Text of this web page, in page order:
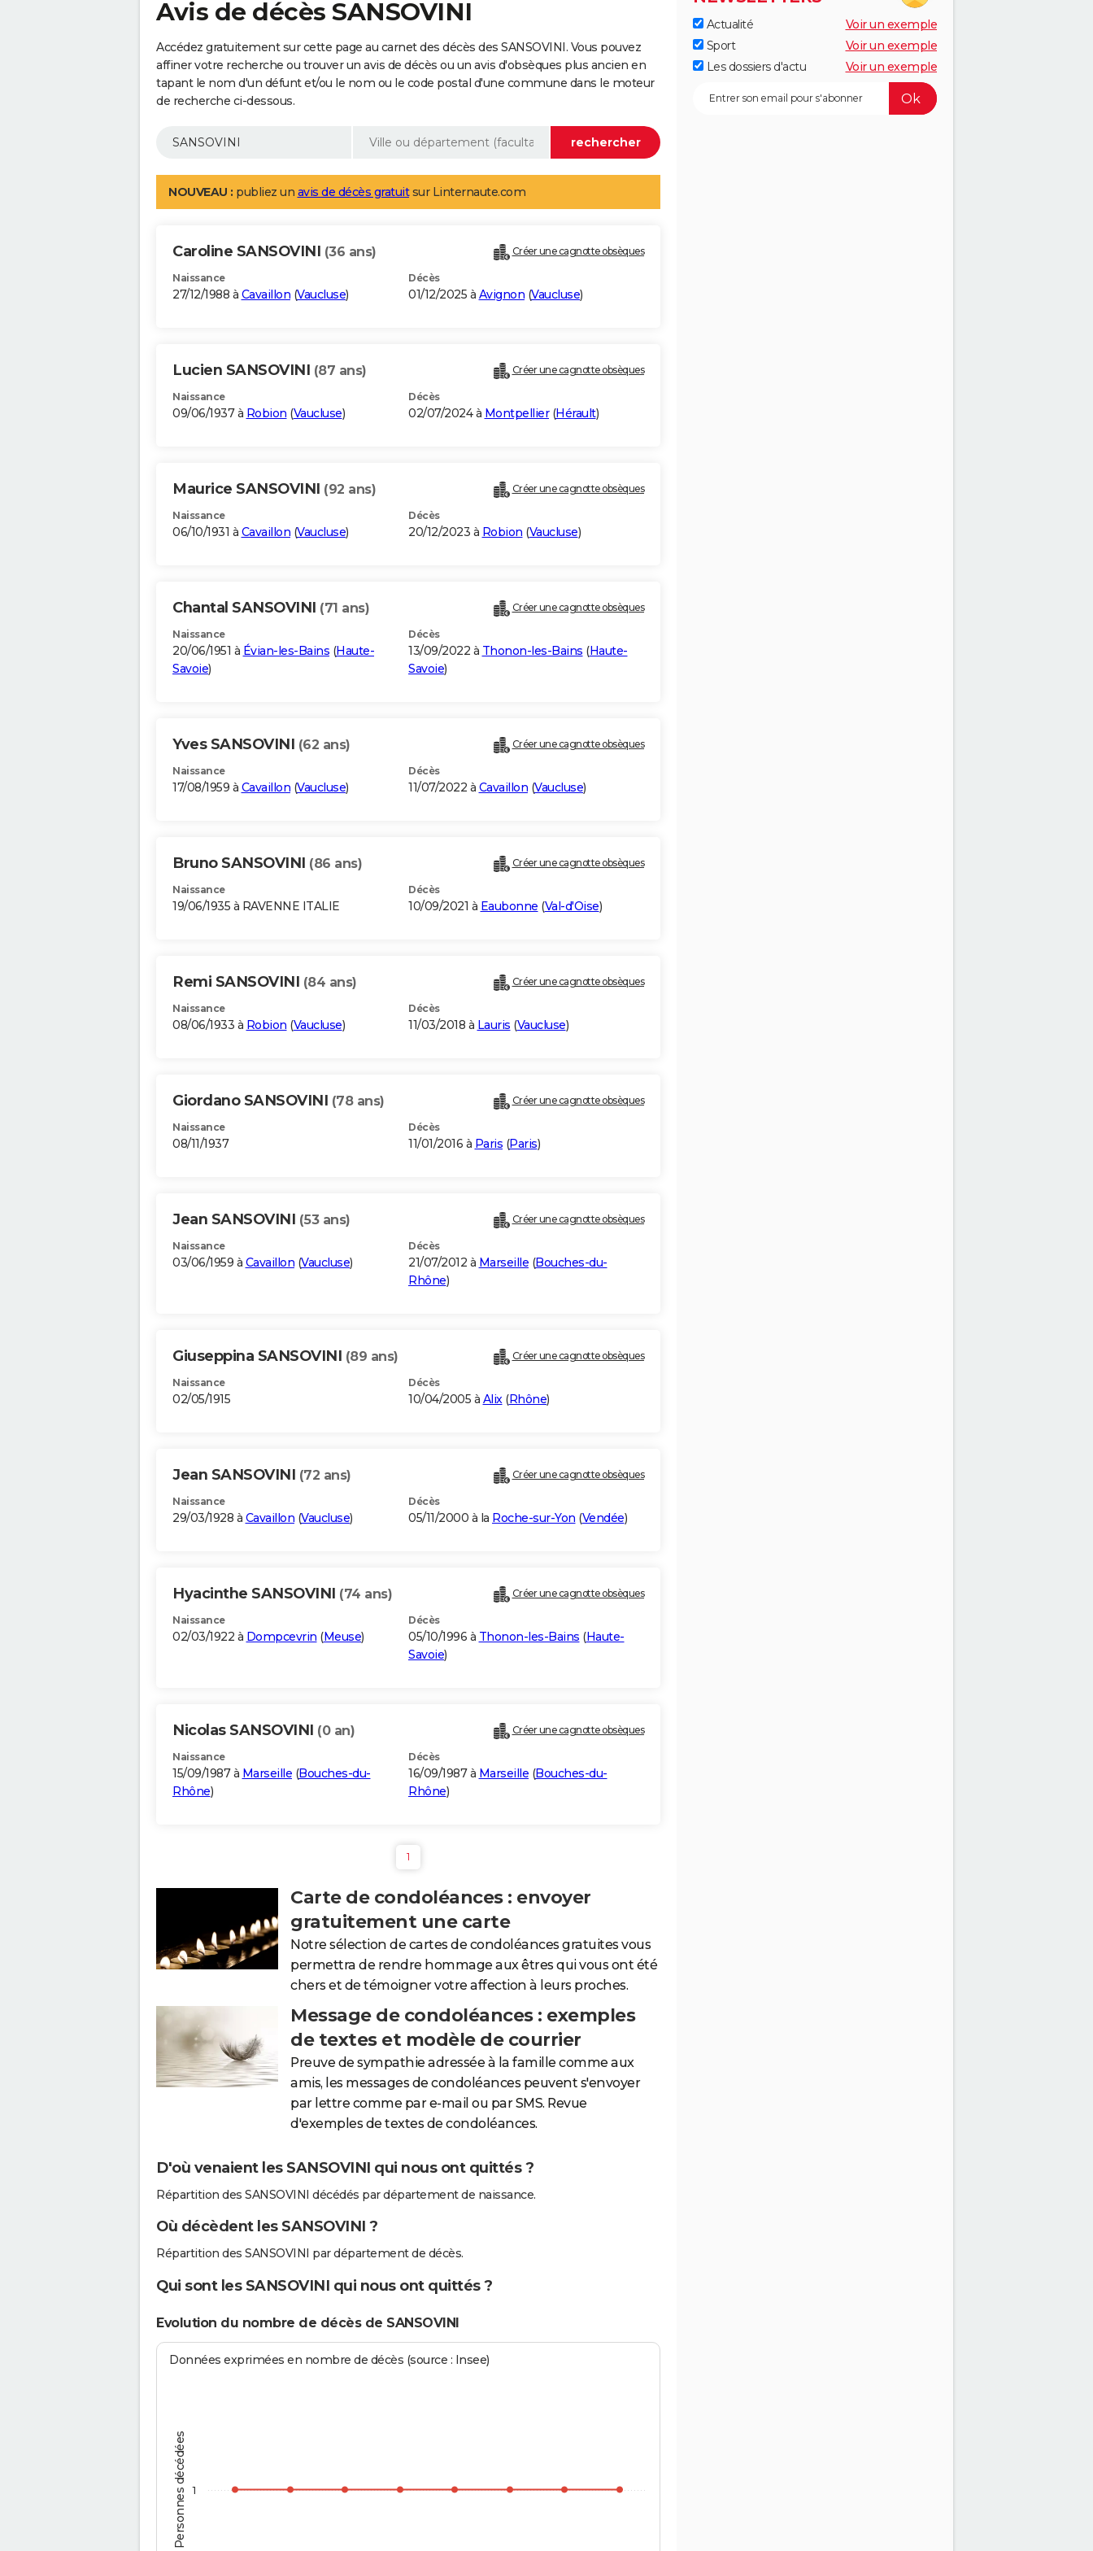
Avis de décès SANSOVINI
Accédez gratuitement sur cette page au carnet des décès des SANSOVINI. Vous pouvez
affiner votre recherche ou trouver un avis de décès ou un avis d'obsèques plus ancien en
tapant le nom d'un défunt et/ou le nom ou le code postal d'une commune dans le moteur
de recherche ci-dessous.
NOUVEAU : publiez un avis de décès gratuitsur Linternaute.com
Caroline SANSOVINI (36 ans) Créer une cagnotte obsèques
Naissance
27/12/1988 à Cavaillon (Vaucluse)
Décès
01/12/2025 à Avignon (Vaucluse)
Lucien SANSOVINI (87 ans) Créer une cagnotte obsèques
Naissance
09/06/1937 à Robion (Vaucluse)
Décès
02/07/2024 à Montpellier(Hérault)
Maurice SANSOVINI (92 ans) Créer une cagnotte obsèques
Naissance
06/10/1931 à Cavaillon (Vaucluse)
Décès
20/12/2023 à Robion (Vaucluse)
Chantal SANSOVINI (71 ans) Créer une cagnotte obsèques
Naissance
20/06/1951 à Évian-les-Bains (Haute-
Savoie)
Décès
13/09/2022 à Thonon-les-Bains (Haute-
Savoie)
Yves SANSOVINI (62 ans) Créer une cagnotte obsèques
Naissance
17/08/1959 à Cavaillon (Vaucluse)
Décès
11/07/2022 à Cavaillon (Vaucluse)
Bruno SANSOVINI (86 ans) Créer une cagnotte obsèques
Naissance
19/06/1935 à RAVENNE ITALIE
Décès
10/09/2021 à Eaubonne (Val-d'Oise)
Remi SANSOVINI (84 ans) Créer une cagnotte obsèques
Naissance
08/06/1933 à Robion (Vaucluse)
Décès
11/03/2018 à Lauris (Vaucluse)
Giordano SANSOVINI (78 ans) Créer une cagnotte obsèques
Naissance
08/11/1937
Décès
11/01/2016 à Paris (Paris)
Jean SANSOVINI (53 ans) Créer une cagnotte obsèques
Naissance
03/06/1959 à Cavaillon (Vaucluse)
Décès
21/07/2012 à Marseille (Bouches-du-
Rhône)
Giuseppina SANSOVINI (89 ans) Créer une cagnotte obsèques
Naissance
02/05/1915
Décès
10/04/2005 à Alix(Rhône)
Jean SANSOVINI (72 ans) Créer une cagnotte obsèques
Naissance
29/03/1928 à Cavaillon (Vaucluse)
Décès
05/11/2000 à la Roche-sur-Yon (Vendée)
Hyacinthe SANSOVINI (74 ans) Créer une cagnotte obsèques
Naissance
02/03/1922 à Dompcevrin (Meuse)
Décès
05/10/1996 à Thonon-les-Bains (Haute-
Savoie)
Nicolas SANSOVINI (0 an) Créer une cagnotte obsèques
Naissance
15/09/1987 à Marseille (Bouches-du-
Rhône)
Décès
16/09/1987 à Marseille (Bouches-du-
Rhône)
1
Carte de condoléances : envoyer
gratuitement une carte
Notre sélection de cartes de condoléances gratuites vous
permettra de rendre hommage aux êtres qui vous ont été
chers et de témoigner votre affection à leurs proches.
Message de condoléances : exemples
de textes et modèle de courrier
Preuve de sympathie adressée à la famille comme aux
amis, les messages de condoléances peuvent s'envoyer
par lettre comme par e-mail ou par SMS. Revue
d'exemples de textes de condoléances.
D'où venaient les SANSOVINI qui nous ont quittés ?
Répartition des SANSOVINI décédés par département de naissance.
Où décèdent les SANSOVINI ?
Répartition des SANSOVINI par département de décès.
Qui sont les SANSOVINI qui nous ont quittés ?
Evolution du nombre de décès de SANSOVINI
Personnes décédées
Données exprimées en nombre de décès (source : Insee)
1
Actualité
Voir un exemple
Sport
Voir un exemple
Les dossiers d'actu
Voir un exemple